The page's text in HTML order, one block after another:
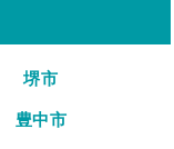
堺市
豊中市